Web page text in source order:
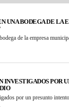
UNA BODEGA DE LA
de la empresa
INVESTIGADOS POR
por un presunto